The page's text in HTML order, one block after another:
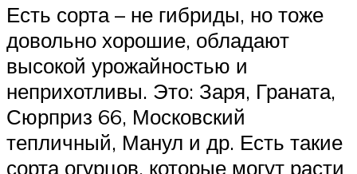
Есть сорта – не гибриды, но тоже
довольно хорошие, обладают
высокой урожайностью и
неприхотливы. Это: Заря, Граната,
Сюрприз 66, Московский
тепличный, Манул и др. Есть такие
сорта огурцов, которые могут расти